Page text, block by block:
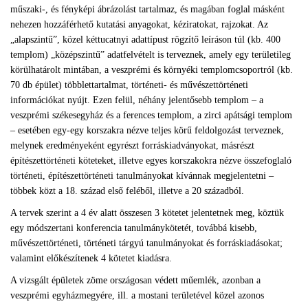
műszaki-, és fényképi ábrázolást tartalmaz, és magában foglal másként
nehezen hozzáférhető kutatási anyagokat, kéziratokat, rajzokat. Az
„alapszintű”, közel kéttucatnyi adattípust rögzítő leíráson túl (kb. 400
templom) „középszintű” adatfelvételt is terveznek, amely egy területileg
körülhatárolt mintában, a veszprémi és környéki templomcsoportról (kb.
70 db épület) többlettartalmat, történeti- és művészettörténeti
információkat nyújt. Ezen felül, néhány jelentősebb templom – a
veszprémi székesegyház és a ferences templom, a zirci apátsági templom
– esetében egy-egy korszakra nézve teljes körű feldolgozást terveznek,
melynek eredményeként egyrészt forráskiadványokat, másrészt
építészettörténeti köteteket, illetve egyes korszakokra nézve összefoglaló
történeti, építészettörténeti tanulmányokat kívánnak megjelentetni –
többek közt a 18. század első feléből, illetve a 20 századból.
A tervek szerint a 4 év alatt összesen 3 kötetet jelentetnek meg, köztük
egy módszertani konferencia tanulmánykötetét, továbbá kisebb,
művészettörténeti, történeti tárgyú tanulmányokat és forráskiadásokat;
valamint előkészítenek 4 kötetet kiadásra.
A vizsgált épületek zöme országosan védett műemlék, azonban a
veszprémi egyházmegyére, ill. a mostani területével közel azonos